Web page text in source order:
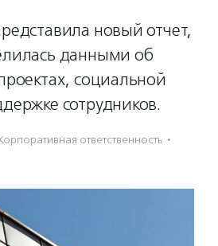
новый отчет,
данными об
социальной
сотрудников.
ответственность ·